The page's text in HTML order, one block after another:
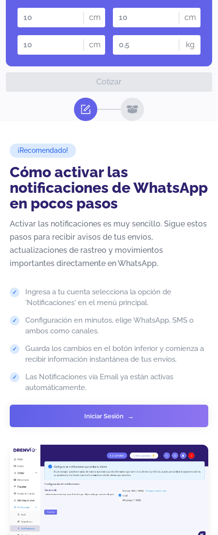
cm cm
cm kg
Cotizar
¡Recomendado!
Cómo activar las
notificaciones de WhatsApp
en pocos pasos
Activar las notificaciones es muy sencillo. Sigue estos
pasos para recibir avisos de tus envíos,
actualizaciones de rastreo y movimientos
importantes directamente en WhatsApp.
Ingresa a tu cuenta selecciona la opción de
'Notificaciones' en el menú principal.
Configuración en minutos, elige WhatsApp, SMS o
ambos como canales.
Guarda los cambios en el botón inferior y comienza a
recibir información instantánea de tus envíos.
Las Notificaciones vía Email ya están activas
automáticamente.
Iniciar Sesión